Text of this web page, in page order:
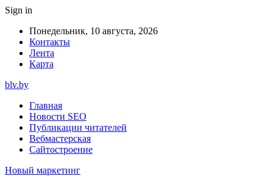
Sign in
Понедельник, 10 августа, 2026
Контакты
Лента
Карта
blv.by
Главная
Новости SEO
Публикации читателей
Вебмастерская
Сайтостроение
Новый маркетинг